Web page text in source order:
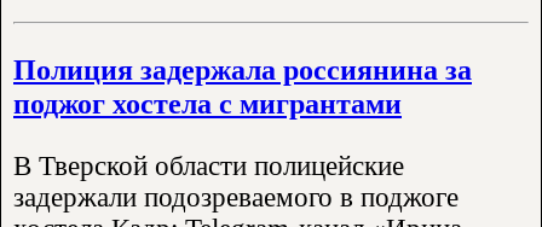
Полиция задержала россиянина за
поджог хостела с мигрантами
В Тверской области полицейские
задержали подозреваемого в поджоге